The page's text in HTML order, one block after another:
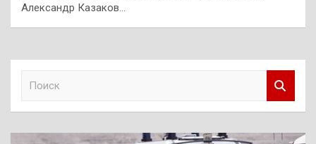
Александр Казаков…
к